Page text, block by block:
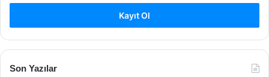
Kayıt Ol
Son Yazılar